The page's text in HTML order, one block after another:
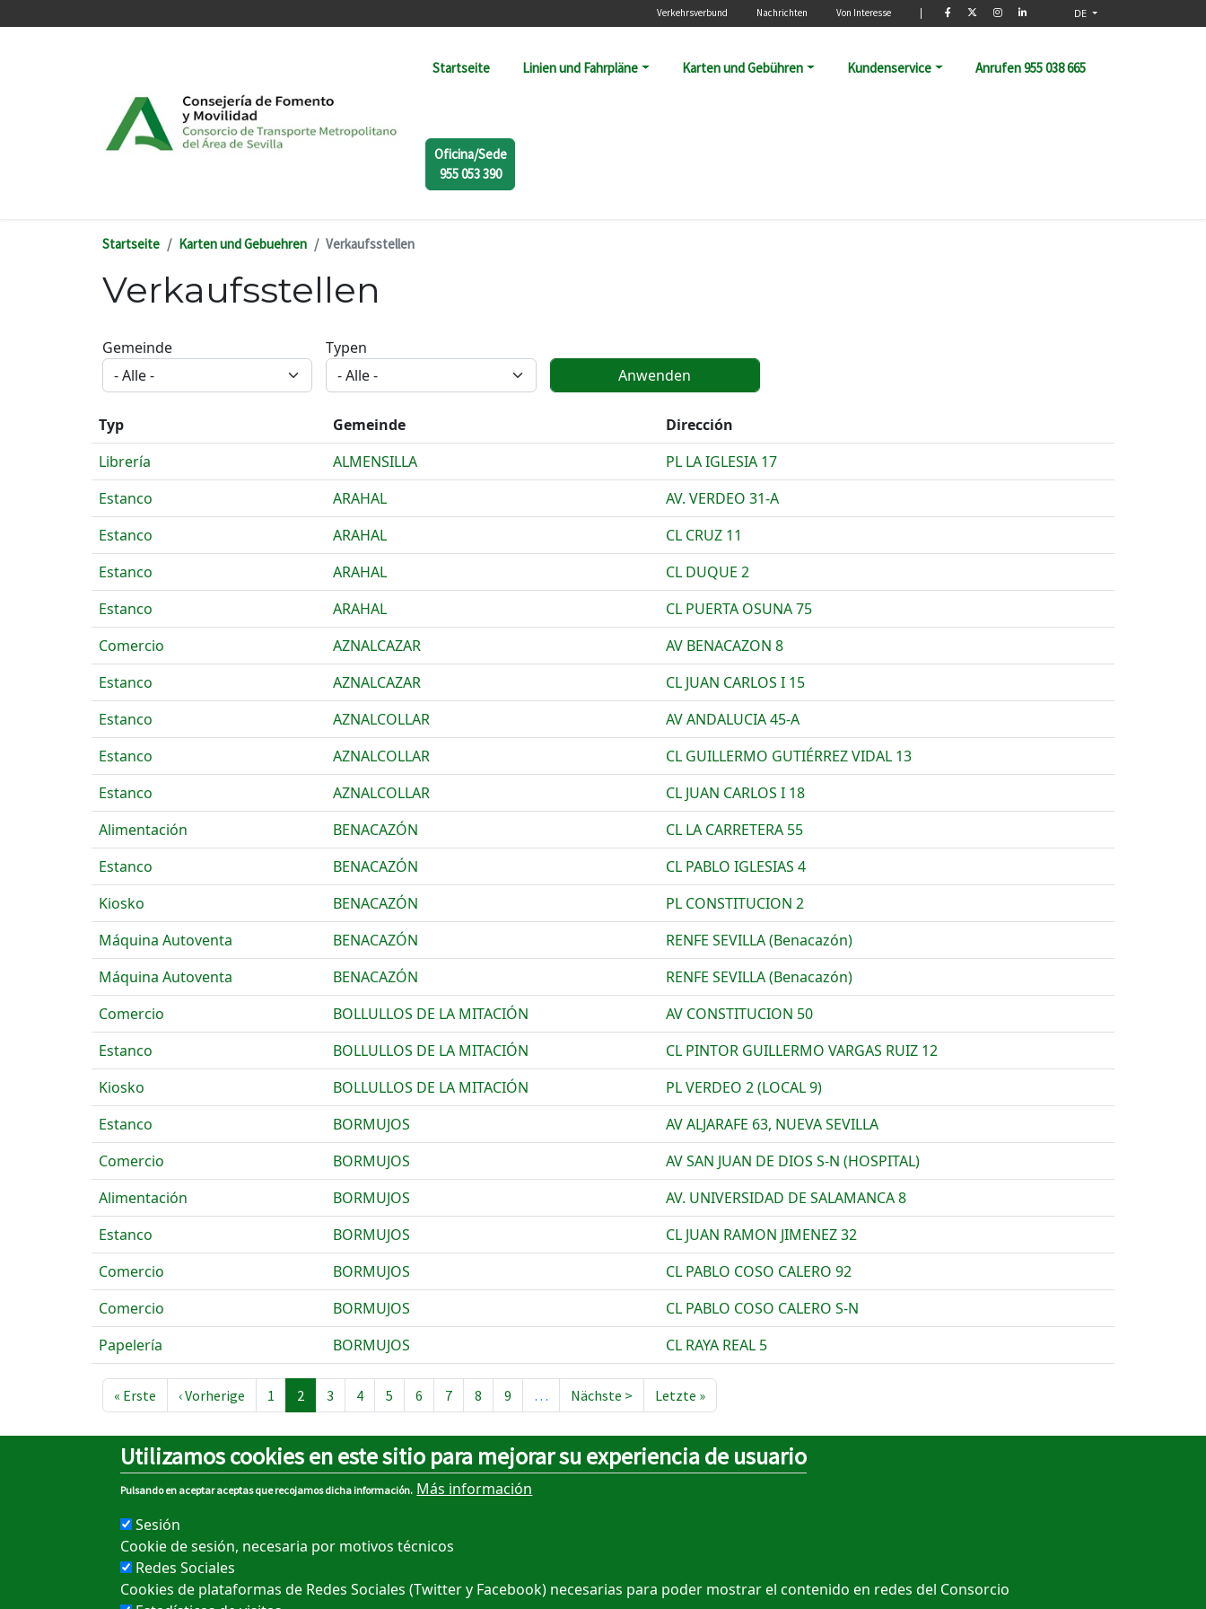
Menú secundario
Verkehrsverbund Nachrichten Von Interesse DE
Startseite Linien und Fahrpläne Karten und Gebühren Kundenservice Anrufen 955 038 665
Oficina/Sede
955 053 390
Startseite Karten und Gebuehren Verkaufsstellen
Verkaufsstellen
Gemeinde Typen
Typ Gemeinde
Dirección
Librería
ALMENSILLA
PL LA IGLESIA 17
Estanco
ARAHAL
AV. VERDEO 31-A
Estanco
ARAHAL
CL CRUZ 11
Estanco
ARAHAL
CL DUQUE 2
Estanco
ARAHAL
CL PUERTA OSUNA 75
Comercio
AZNALCAZAR
AV BENACAZON 8
Estanco
AZNALCAZAR
CL JUAN CARLOS I 15
Estanco
AZNALCOLLAR
AV ANDALUCIA 45-A
Estanco
AZNALCOLLAR
CL GUILLERMO GUTIÉRREZ VIDAL 13
Estanco
AZNALCOLLAR
CL JUAN CARLOS I 18
Alimentación
BENACAZÓN
CL LA CARRETERA 55
Estanco
BENACAZÓN
CL PABLO IGLESIAS 4
Kiosko
BENACAZÓN
PL CONSTITUCION 2
Máquina Autoventa
BENACAZÓN
RENFE SEVILLA (Benacazón)
Máquina Autoventa
BENACAZÓN
RENFE SEVILLA (Benacazón)
Comercio
BOLLULLOS DE LA MITACIÓN
AV CONSTITUCION 50
Estanco
BOLLULLOS DE LA MITACIÓN
CL PINTOR GUILLERMO VARGAS RUIZ 12
Kiosko
BOLLULLOS DE LA MITACIÓN
PL VERDEO 2 (LOCAL 9)
Estanco
BORMUJOS
AV ALJARAFE 63, NUEVA SEVILLA
Comercio
BORMUJOS
AV SAN JUAN DE DIOS S-N (HOSPITAL)
Alimentación
BORMUJOS
AV. UNIVERSIDAD DE SALAMANCA 8
Estanco
BORMUJOS
CL JUAN RAMON JIMENEZ 32
Comercio
BORMUJOS
CL PABLO COSO CALERO 92
Comercio
BORMUJOS
CL PABLO COSO CALERO S-N
Papelería
BORMUJOS CL RAYA REAL 5
Seitennummerierung
« Erste Erste Seite
‹ Vorherige Vorherige Seite
1 2 3 4 5 6 7 8 9 … Nächste > Nächste Seite
Letzte »Letzte Seite
Sobre el portal
Rechtlicher hinweis
Cookie-Richtlinie
Utilizamos cookies en este sitio para mejorar su experiencia de usuario
Pulsando en aceptar aceptas que recojamos dicha información. Más información
Sesión
Cookie de sesión, necesaria por motivos técnicos
Redes Sociales
Cookies de plataformas de Redes Sociales (Twitter y Facebook) necesarias para poder mostrar el contenido en redes del Consorcio